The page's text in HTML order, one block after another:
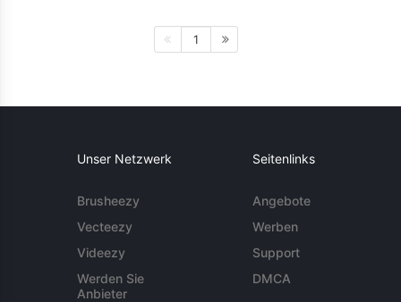
1
Unser Netzwerk
Brusheezy
Vecteezy
Videezy
Werden Sie
Anbieter
Seitenlinks
Angebote
Werben
Support
DMCA